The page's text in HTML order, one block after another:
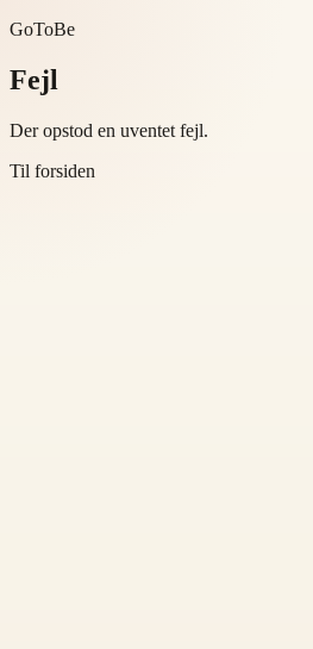
GoToBe
Fejl
Der opstod en uventet fejl.
Til forsiden